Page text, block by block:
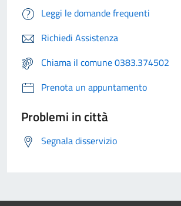
Leggi le domande frequenti
Richiedi Assistenza
Chiama il comune 0383.374502
Prenota un appuntamento
Problemi in città
Segnala disservizio